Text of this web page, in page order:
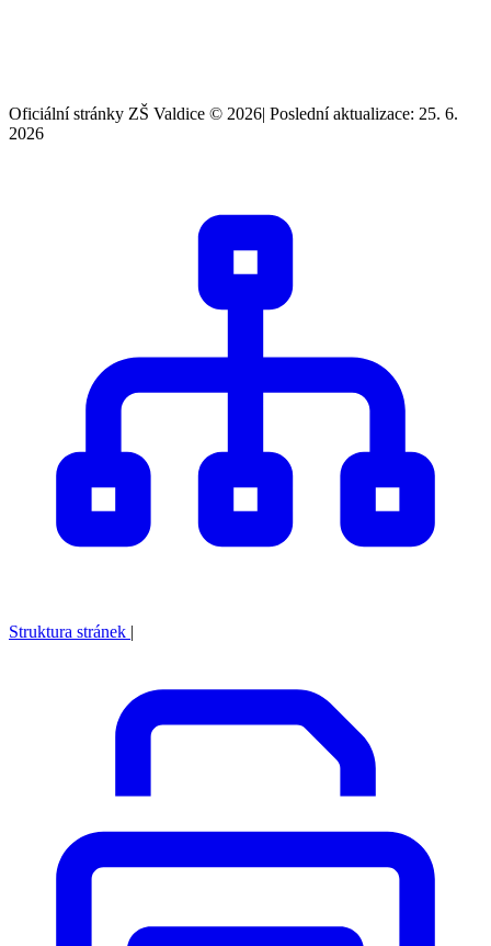
Oficiální stránky ZŠ Valdice © 2026| Poslední aktualizace: 25. 6.
2026
Struktura stránek |